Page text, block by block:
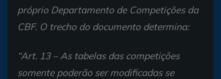
próprio Departamento de Competições da
CBF. O trecho do documento determina:
“Art. 13 – As tabelas das competições
somente poderão ser modificadas se